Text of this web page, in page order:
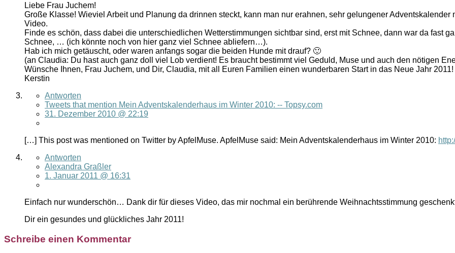
Liebe Frau Juchem!
Große Klasse! Wieviel Arbeit und Planung da drinnen steckt, kann man nur erahnen, sehr gelungener Adventskalender
Video.
Finde es schön, dass dabei die unterschiedlichen Wetterstimmungen sichtbar sind, erst mit Schnee, dann war da fast
Schnee, … (ich könnte noch von hier ganz viel Schnee abliefern…).
Hab ich mich getäuscht, oder waren anfangs sogar die beiden Hunde mit drauf? 🙂
(an Claudia: Du hast auch ganz doll viel Lob verdient! Es braucht bestimmt viel Geduld, Muse und auch den nötigen
Wünsche Ihnen, Frau Juchem, und Dir, Claudia, mit all Euren Familien einen wunderbaren Start in das Neue Jahr 2011!
Kerstin
Antworten
Tweets that mention Mein Adventskalenderhaus im Winter 2010: -- Topsy.com
31. Dezember 2010 @ 22:19
[…] This post was mentioned on Twitter by ApfelMuse. ApfelMuse said: Mein Adventskalenderhaus im Winter 2010:
Antworten
Alexandra Graßler
1. Januar 2011 @ 16:31
Einfach nur wunderschön… Dank dir für dieses Video, das mir nochmal ein berührende Weihnachtsstimmung
Dir ein gesundes und glückliches Jahr 2011!
Schreibe einen Kommentar